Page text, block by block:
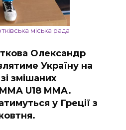
міська рада
Олександр
Україну на
змішаних
U18 MMA.
у Греції з